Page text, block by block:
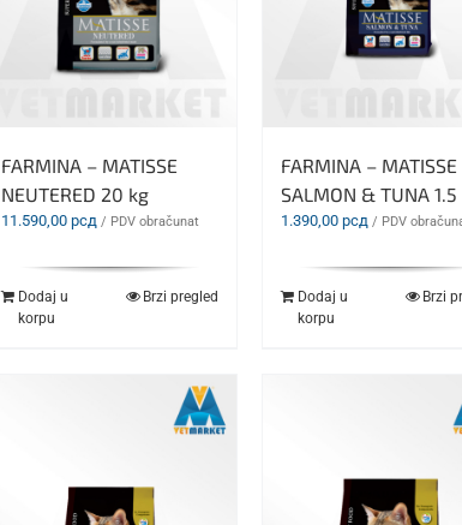
FARMINA – MATISSE
NEUTERED 20 kg
11.590,00 рсд / PDV obračunat
Dodaj u
korpu
Brzi pregled
FARMINA – MATISSE
SALMON & TUNA
1.390,00 рсд / PDV
Dodaj u
korpu
Brzi